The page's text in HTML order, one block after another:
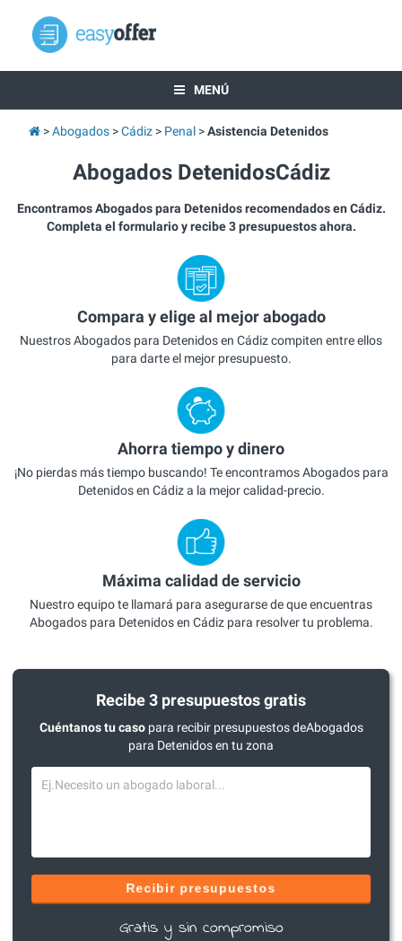
MENÚ
Abogados Cádiz Penal Asistencia Detenidos
Abogados DetenidosCádiz
Encontramos Abogados para Detenidos recomendados en Cádiz.
Completa el formulario y recibe 3 presupuestos ahora.
Compara y elige al mejor abogado
Nuestros Abogados para Detenidos en Cádiz compiten entre ellos
para darte el mejor presupuesto.
Ahorra tiempo y dinero
¡No pierdas más tiempo buscando! Te encontramos Abogados para
Detenidos en Cádiz a la mejor calidad-precio.
Máxima calidad de servicio
Nuestro equipo te llamará para asegurarse de que encuentras
Abogados para Detenidos en Cádiz para resolver tu problema.
Recibe 3 presupuestos gratis
Cuéntanos tu casopara recibir presupuestos deAbogados
para Detenidos en tu zona
Recibir presupuestos
Gratis y sin compromiso